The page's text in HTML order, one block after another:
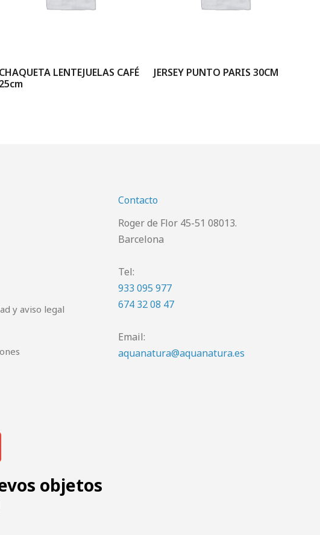
CHAQUETA LENTEJUELAS CAFÉ
25cm
JERSEY PUNTO PARIS 30CM
y aviso legal
Contacto
Roger de Flor 45-51 08013.
Barcelona
Tel:
933 095 977
674 32 08 47
Email:
aquanatura@aquanatura.es
objetos